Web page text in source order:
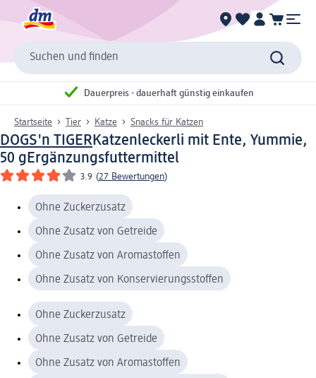
Suchen und finden
Dauerpreis - dauerhaft günstig einkaufen
Startseite Tier Katze Snacks für Katzen
DOGS'n TIGERKatzenleckerli mit Ente, Yummie,
50 gErgänzungsfuttermittel
3.9 (27 Bewertungen)
Ohne Zuckerzusatz
Ohne Zusatz von Getreide
Ohne Zusatz von Aromastoffen
Ohne Zusatz von Konservierungsstoffen
Ohne Zuckerzusatz
Ohne Zusatz von Getreide
Ohne Zusatz von Aromastoffen